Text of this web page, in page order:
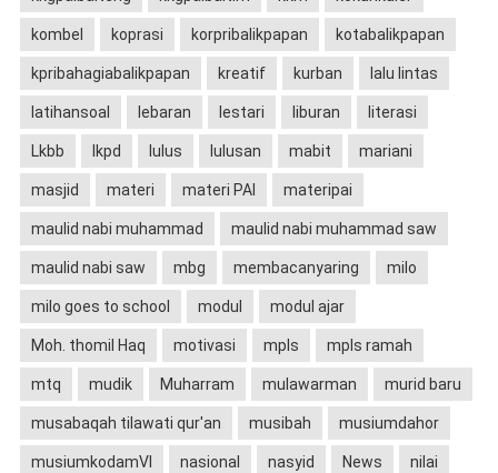
kombel koprasi korpribalikpapan kotabalikpapan
kpribahagiabalikpapan kreatif kurban lalu lintas
latihansoal lebaran lestari liburan literasi
Lkbb lkpd lulus lulusan mabit mariani
masjid materi materi PAI materipai
maulid nabi muhammad maulid nabi muhammad saw
maulid nabi saw mbg membacanyaring milo
milo goes to school modul modul ajar
Moh. thomil Haq motivasi mpls mpls ramah
mtq mudik Muharram mulawarman murid baru
musabaqah tilawati qur'an musibah musiumdahor
musiumkodamVI nasional nasyid News nilai